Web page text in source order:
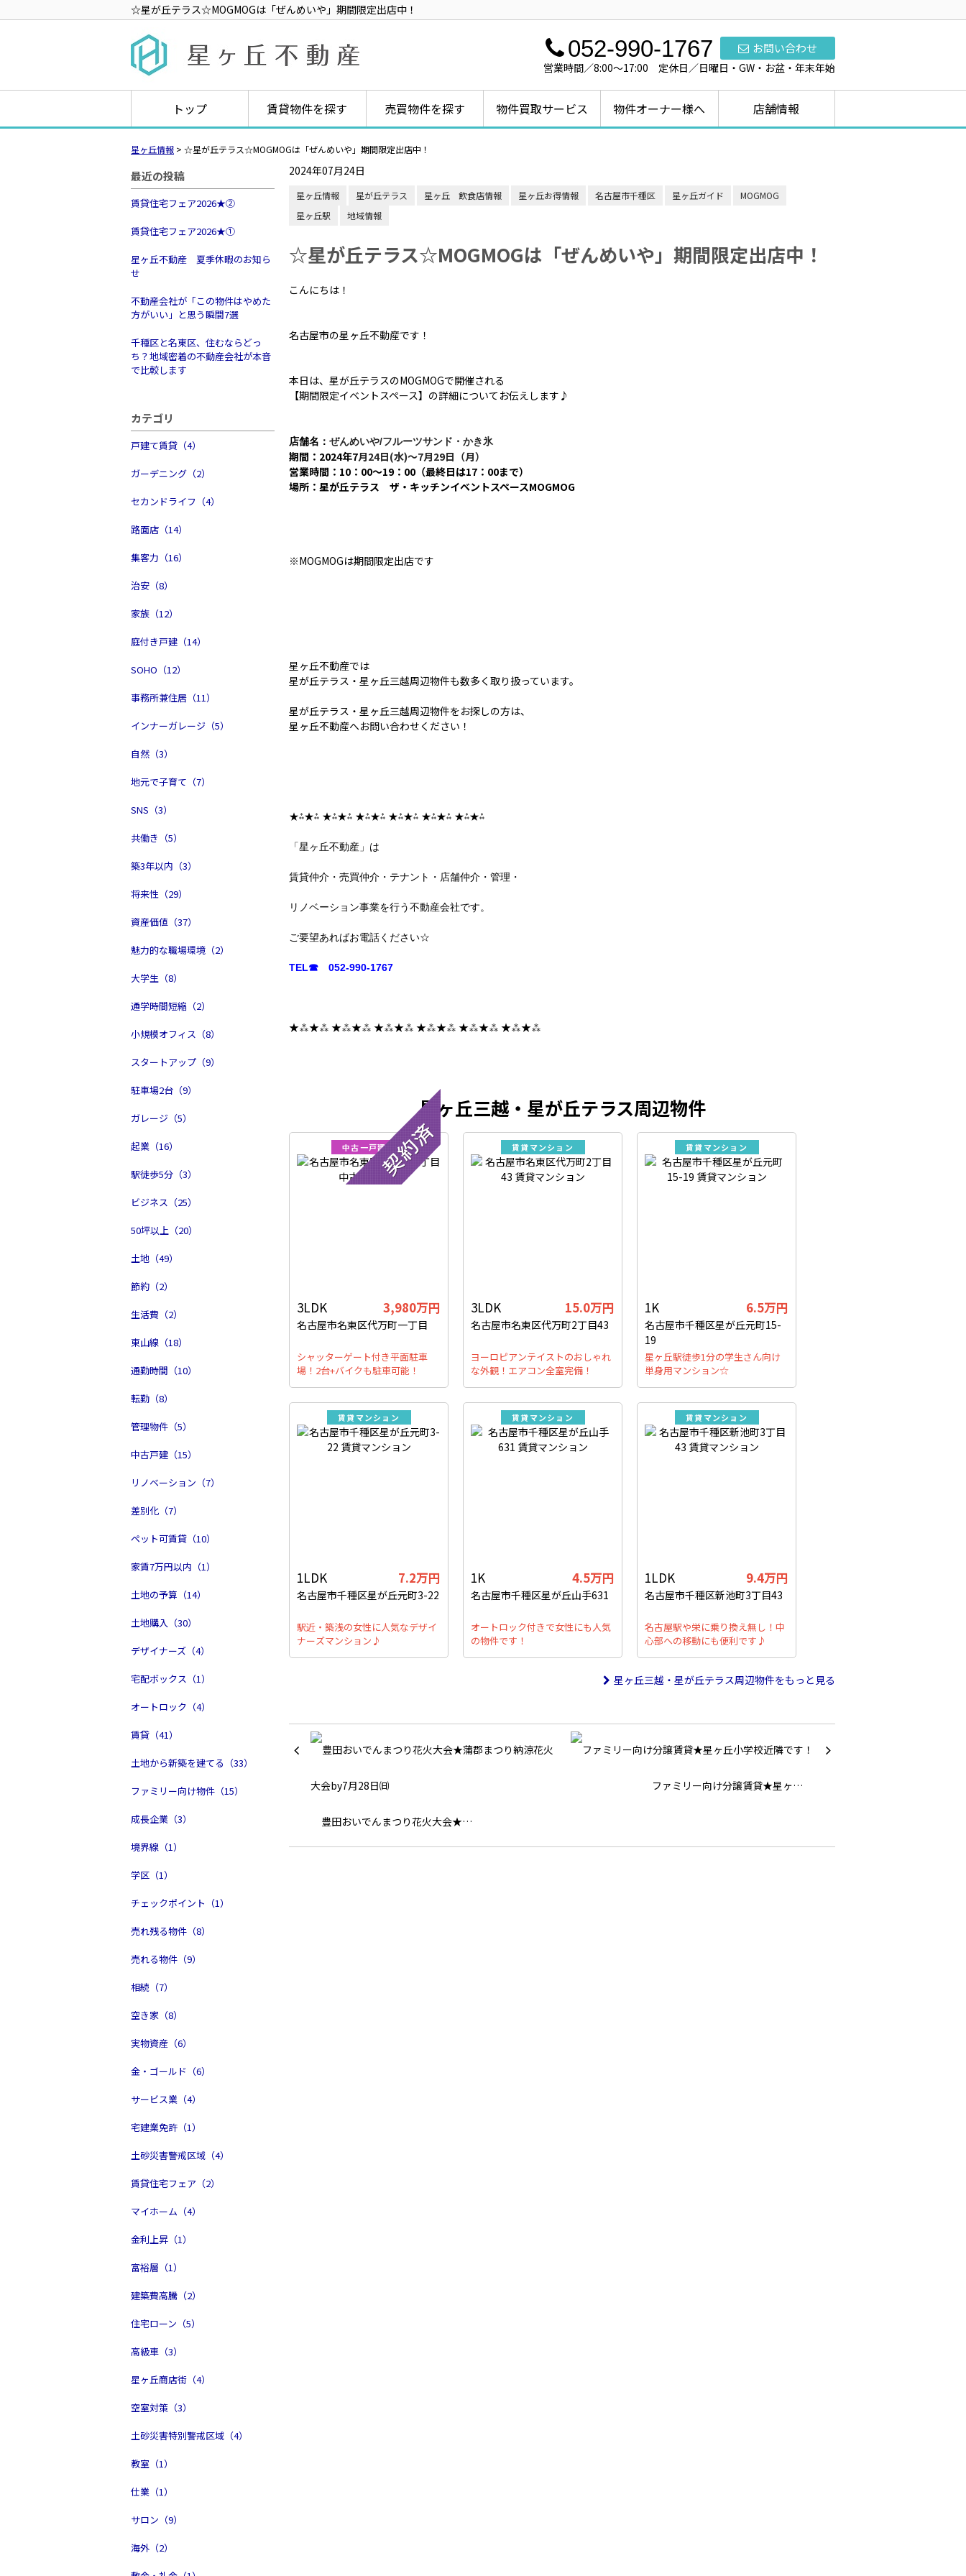
☆星が丘テラス☆MOGMOGは「ぜんめいや」期間限定出店中！
お問い合わせ
052-990-1767
営業時間／8:00～17:00 定休日／日曜日・GW・お盆・年末年始
トップ 賃貸物件を探す 売買物件を探す 物件買取サービス 物件オーナー様へ 店舗情報
星ヶ丘情報 > ☆星が丘テラス☆MOGMOGは「ぜんめいや」期間限定出店中！
最近の投稿
賃貸住宅フェア2026★➁
賃貸住宅フェア2026★①
星ヶ丘不動産 夏季休暇のお知ら
せ
不動産会社が「この物件はやめた
方がいい」と思う瞬間7選
千種区と名東区、住むならどっ
ち？地域密着の不動産会社が本音
で比較します
カテゴリ
戸建て賃貸（4）
ガーデニング（2）
セカンドライフ（4）
路面店（14）
集客力（16）
治安（8）
家族（12）
庭付き戸建（14）
SOHO（12）
事務所兼住居（11）
インナーガレージ（5）
自然（3）
地元で子育て（7）
SNS（3）
共働き（5）
築3年以内（3）
将来性（29）
資産価値（37）
魅力的な職場環境（2）
大学生（8）
通学時間短縮（2）
小規模オフィス（8）
スタートアップ（9）
駐車場2台（9）
ガレージ（5）
起業（16）
駅徒歩5分（3）
ビジネス（25）
50坪以上（20）
土地（49）
節約（2）
生活費（2）
東山線（18）
通勤時間（10）
転勤（8）
管理物件（5）
中古戸建（15）
リノベーション（7）
差別化（7）
ペット可賃貸（10）
家賃7万円以内（1）
土地の予算（14）
土地購入（30）
デザイナーズ（4）
宅配ボックス（1）
オートロック（4）
賃貸（41）
土地から新築を建てる（33）
ファミリー向け物件（15）
成長企業（3）
境界線（1）
学区（1）
チェックポイント（1）
売れ残る物件（8）
売れる物件（9）
相続（7）
空き家（8）
実物資産（6）
金・ゴールド（6）
サービス業（4）
宅建業免許（1）
土砂災害警戒区域（4）
賃貸住宅フェア（2）
マイホーム（4）
金利上昇（1）
富裕層（1）
建築費高騰（2）
住宅ローン（5）
高級車（3）
星ヶ丘商店街（4）
空室対策（3）
土砂災害特別警戒区域（4）
教室（1）
仕業（1）
サロン（9）
海外（2）
2024年07月24日
星ヶ丘情報 星が丘テラス 星ヶ丘 飲食店情報 星ヶ丘お得情報 名古屋市千種区 星ヶ丘ガイド
MOGMOG
星ヶ丘駅
地域情報
☆星が丘テラス☆MOGMOGは「ぜんめいや」期間限定出店中！
こんにちは！
名古屋市の星ヶ丘不動産です！
本日は、星が丘テラスのMOGMOGで開催される
【期間限定イベントスペース】の詳細についてお伝えします♪
店舗名： ぜんめいや/フルーツサンド・かき氷
期間：2024年7月24日(水)～7月29日（月）
営業時間：10：00〜19：00（最終日は17：00まで）
場所：星が丘テラス ザ・キッチンイベントスペースMOGMOG
※MOGMOGは期間限定出店です
星ヶ丘不動産では
星が丘テラス・星ヶ丘三越周辺物件も数多く取り扱っています。
星が丘テラス・星ヶ丘三越周辺物件をお探しの方は、
星ヶ丘不動産へお問い合わせください！
★⁂★⁂ ★⁂★⁂ ★⁂★⁂ ★⁂★⁂ ★⁂★⁂ ★⁂★⁂
「星ヶ丘不動産」は
賃貸仲介・売買仲介・テナント・店舗仲介・管理・
リノベーション事業を行う不動産会社です。
ご要望あればお電話ください☆
TEL☎ 052-990-1767
★⁂★⁂ ★⁂★⁂ ★⁂★⁂ ★⁂★⁂ ★⁂★⁂ ★⁂★⁂
星ヶ丘三越・星が丘テラス周辺物件
中古一戸建て
3LDK 3,980万円
名古屋市名東区代万町一丁目
シャッターゲート付き平面駐車
場！2台+バイクも駐車可能！
賃貸マンション
3LDK 15.0万円
名古屋市名東区代万町2丁目43
ヨーロピアンテイストのおしゃれ
な外観！エアコン全室完備！
賃貸マンション
1K 6.5万円
名古屋市千種区星が丘元町15-
19
星ヶ丘駅徒歩1分の学生さん向け
単身用マンション☆
賃貸マンション
1LDK 7.2万円
名古屋市千種区星が丘元町3-22
駅近・築浅の女性に人気なデザイ
ナーズマンション♪
賃貸マンション
1K 4.5万円
名古屋市千種区星が丘山手631
オートロック付きで女性にも人気
の物件です！
賃貸マンション
1LDK 9.4万円
名古屋市千種区新池町3丁目43
名古屋駅や栄に乗り換え無し！中
心部への移動にも便利です♪
星ヶ丘三越・星が丘テラス周辺物件をもっと見る
豊田おいでんまつり花火大会★…
ファミリー向け分譲賃貸★星ヶ…